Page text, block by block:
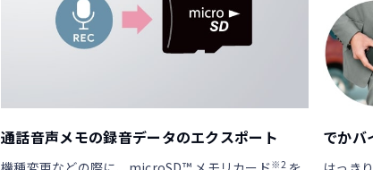
通話音声メモの録音データのエクスポート
※2
でかバ